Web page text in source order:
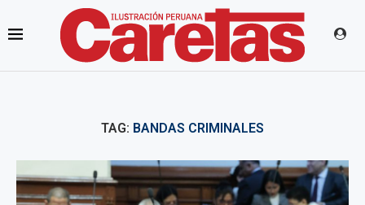
TAG: BANDAS CRIMINALES